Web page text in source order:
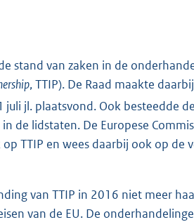
stand van zaken in de
, TTIP). De Raad maakte
jl. plaatsvond. Ook besteedde
de lidstaten. De Europese
TTIP en wees daarbij ook op de
van TTIP in 2016 niet meer
van de EU. De